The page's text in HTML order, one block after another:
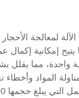
لمعالجة
يتيح إمكانية إكمال
واحدة، مما يقلل